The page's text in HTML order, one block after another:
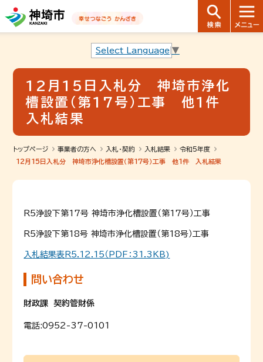
音声読み上げ用ナビゲーションです。
本文へ移動します
ページ最後（フッター）へ移動します
音声読み上げ用ナビゲーションはここまでです。
Select Language ▼
12月15日入札分 神埼市浄化
槽設置（第17号）工事 他1件
入札結果
トップページ 事業者の方へ 入札・契約 入札結果
令和5年度
12月15日入札分 神埼市浄化槽設置（第17号）工事 他1件 入札結果
R5浄設下第17号 神埼市浄化槽設置（第17号）工事
R5浄設下第18号 神埼市浄化槽設置（第18号）工事
入札結果表R5.12.15（PDF：31.3KB)
問い合わせ
財政課 契約管財係
電話:0952-37-0101